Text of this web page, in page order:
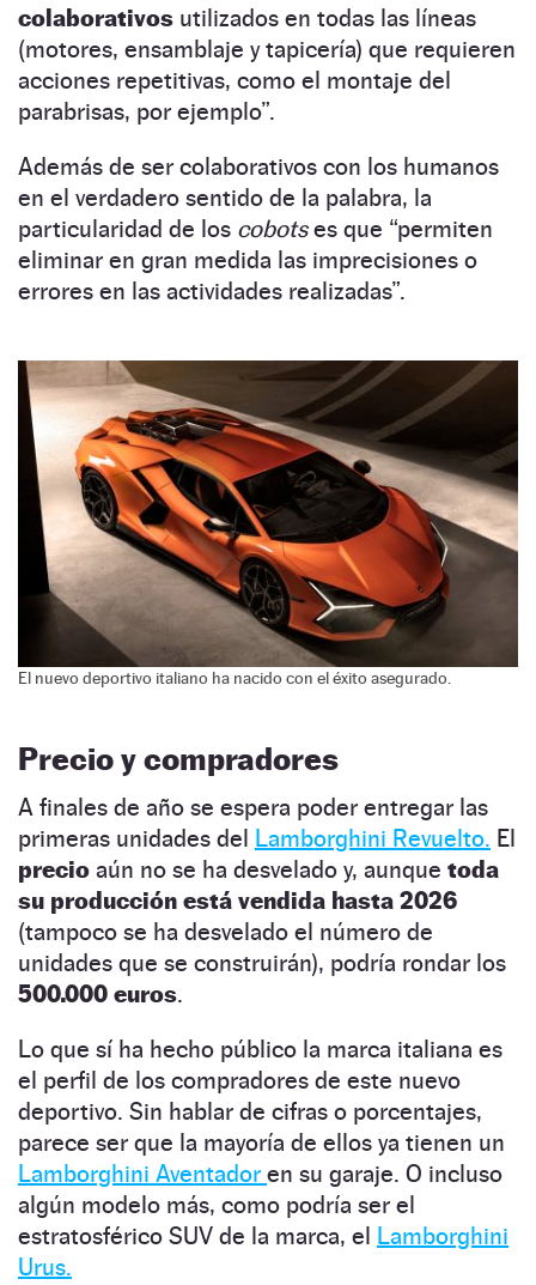
colaborativos utilizados en todas las líneas
(motores, ensamblaje y tapicería) que requieren
acciones repetitivas, como el montaje del
parabrisas, por ejemplo”.
Además de ser colaborativos con los humanos
en el verdadero sentido de la palabra, la
particularidad de los cobotses que “permiten
eliminar en gran medida las imprecisiones o
errores en las actividades realizadas”.
El nuevo deportivo italiano ha nacido con el éxito asegurado.
Precio y compradores
A finales de año se espera poder entregar las
primeras unidades del Lamborghini Revuelto. El
precio aún no se ha desvelado y, aunque toda
su producción está vendida hasta 2026
(tampoco se ha desvelado el número de
unidades que se construirán), podría rondar los
500.000 euros.
Lo que sí ha hecho público la marca italiana es
el perfil de los compradores de este nuevo
deportivo. Sin hablar de cifras o porcentajes,
parece ser que la mayoría de ellos ya tienen un
Lamborghini Aventador en su garaje. O incluso
algún modelo más, como podría ser el
estratosférico SUV de la marca, el Lamborghini
Urus.